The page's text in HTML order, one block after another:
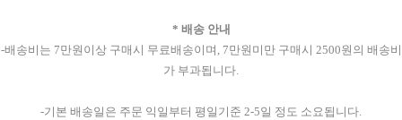
* 배송 안내
-배송비는 7만원이상 구매시 무료배송이며, 7만원미만 구매시 2500원의 배송비
가 부과됩니다.
-기본 배송일은 주문 익일부터 평일기준 2-5일 정도 소요됩니다.